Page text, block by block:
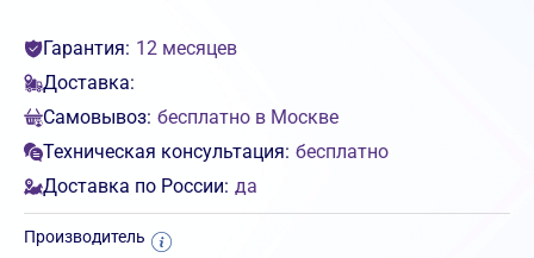
Гарантия: 12 месяцев
Доставка:
Самовывоз: бесплатно в Москве
Техническая консультация: бесплатно
Доставка по России: да
Производитель